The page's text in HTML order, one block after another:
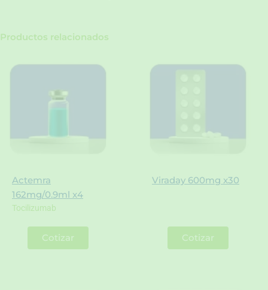
Productos relacionados
Actemra
162mg/0.9ml x4
Tocilizumab
Cotizar
Viraday 600mg x30
Cotizar